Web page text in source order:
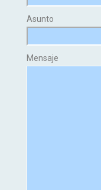
Asunto
Mensaje